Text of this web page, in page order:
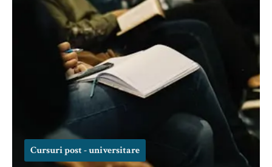
Cursuri post - universitare